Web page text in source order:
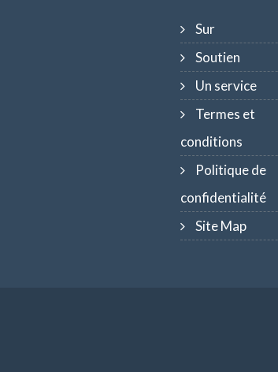
Sur
Soutien
Un service
Termes et
conditions
Politique de
confidentialité
Site Map